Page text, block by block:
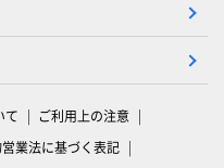
て
ご利用上の注意
業法に基づく表記